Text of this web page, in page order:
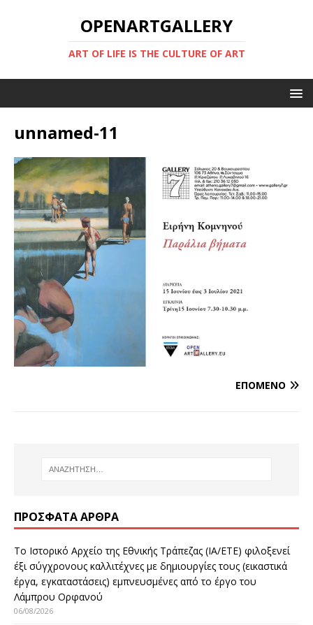
OPENARTGALLERY
ART OF LIFE IS THE CULTURE OF ART
unnamed-11
ΕΠΌΜΕΝΟ
ΠΡΌΣΦΑΤΑ ΆΡΘΡΑ
Το Ιστορικό Αρχείο της Εθνικής Τράπεζας (ΙΑ/ΕΤΕ) φιλοξενεί
έξι σύγχρονους καλλιτέχνες με δημιουργίες τους (εικαστικά
έργα, εγκαταστάσεις) εμπνευσμένες από το έργο του
Λάμπρου Ορφανού
06/08/2026